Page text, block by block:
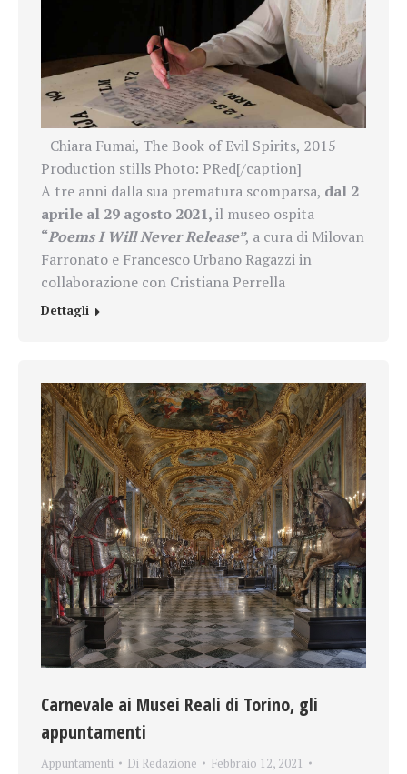
Chiara Fumai, The Book of Evil Spirits, 2015
Production stills Photo: PRed[/caption]
A tre anni dalla sua prematura scomparsa, dal 2
aprile al 29 agosto 2021,il museo ospita
“Poems I Will Never Release”, a cura di Milovan
Farronato e Francesco Urbano Ragazzi in
collaborazione con Cristiana Perrella
Dettagli
Carnevale ai Musei Reali di Torino, gli
appuntamenti
Appuntamenti Di Redazione
Febbraio 12, 2021